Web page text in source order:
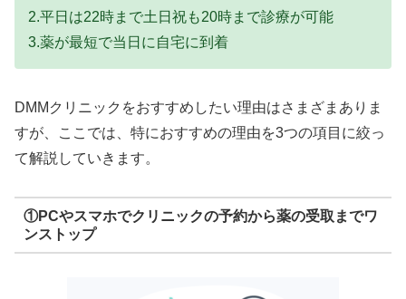
2.平日は22時まで土日祝も20時まで診療が可能
3.薬が最短で当日に自宅に到着
DMMクリニックをおすすめしたい理由はさまざまありま
すが、ここでは、特におすすめの理由を3つの項目に絞っ
て解説していきます。
①PCやスマホでクリニックの予約から薬の受取までワ
ンストップ